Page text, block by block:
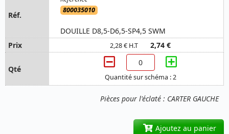
Pièces pour l'éclaté : CARTER GAUCHE
800035010
DOUILLE D8,5-D6,5-SP4,5 SWM
2,28 € H.T 2,74 €
Quantité sur schéma : 2
Ajoutez au panier